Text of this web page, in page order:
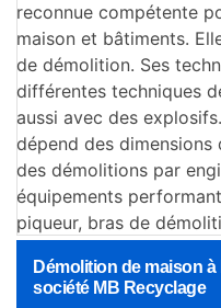
reconnue compétente
maison et bâtiments.
de démolition. Ses
différentes techniques
aussi avec des
dépend des
des démolitions par
équipements
piqueur, bras de
Démolition de maison
société MB Recyclage